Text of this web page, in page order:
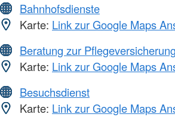
Bahnhofsdienste
Karte: Link zur Google Maps
Beratung zur Pflegeversicherung
Karte: Link zur Google Maps
Besuchsdienst
Karte: Link zur Google Maps